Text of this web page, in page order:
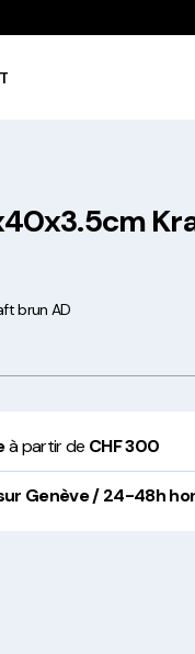
Gobelets à
Saladiers
en Europe
brun AD
à partir de CHF 300
Genève / 24-48h